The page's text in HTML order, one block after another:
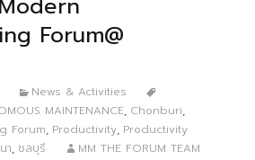
Forum@
News & Activities
MAINTENANCE Chonburi
Forum Productivity Productivity
า ชลบุรี MM THE FORUM TEAM